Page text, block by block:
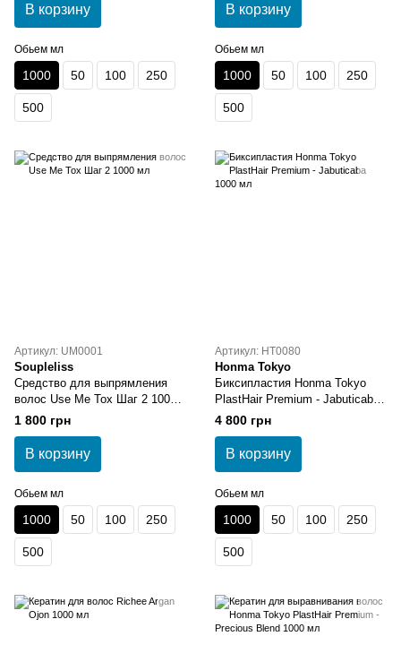
В корзину
Обьем мл
1000 50 100 250
500
В корзину
Обьем мл
1000 50 100 250
500
Артикул: UM0001
Soupleliss
Средство для выпрямления
волос Use Me Tox Шаг 2 1000
мл
1 800 грн
В корзину
Обьем мл
1000 50 100 250
500
Артикул: HT0080
Honma Tokyo
Биксипластия Honma Tokyo
PlastHair Premium - Jabuticaba
1000 мл
4 800 грн
В корзину
Обьем мл
1000 50 100 250
500